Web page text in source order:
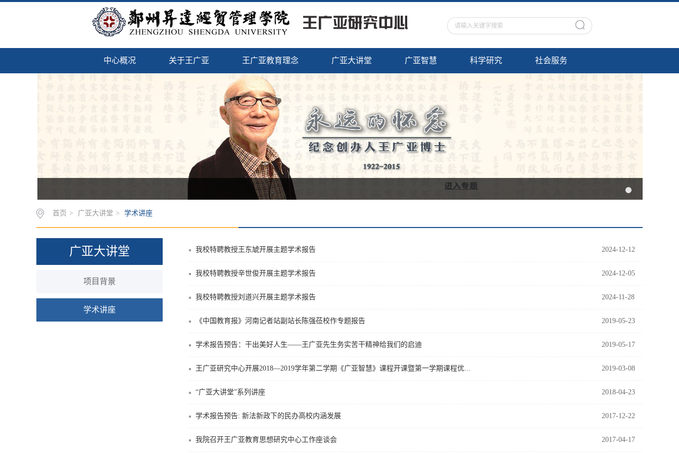
中心概况 关于王广亚 王广亚教育理念 广亚大讲堂 广亚智慧 科学研究 社会服务
首页 > 广亚大讲堂 > 学术讲座
广亚大讲堂
项目背景
学术讲座
我校特聘教授王东虓开展主题学术报告 2024-12-12
我校特聘教授辛世俊开展主题学术报告 2024-12-05
我校特聘教授刘道兴开展主题学术报告 2024-11-28
《中国教育报》河南记者站副站长陈强莅校作专题报告 2019-05-23
学术报告预告：干出美好人生——王广亚先生务实苦干精神给我们的启迪 2019-05-17
王广亚研究中心开展2018—2019学年第二学期《广亚智慧》课程开课暨第一学期课程优... 2019-03-08
“广亚大讲堂”系列讲座 2018-04-23
学术报告预告: 新法新政下的民办高校内涵发展 2017-12-22
我院召开王广亚教育思想研究中心工作座谈会 2017-04-17